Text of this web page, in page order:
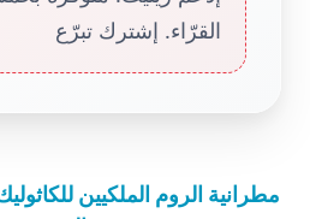
القرّاء. إشترك تبرّع
مطرانية الروم الملكيين